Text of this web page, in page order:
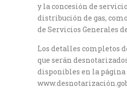
y la concesión de
distribución de gas,
de Servicios Generales
Los detalles completos
que serán
disponibles en la página